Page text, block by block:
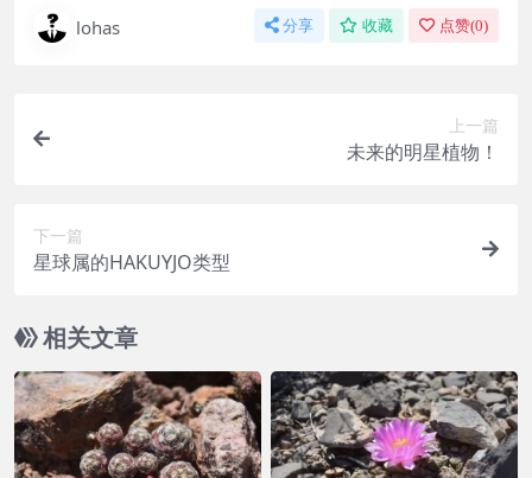
lohas 分享 收藏 点赞(0)
上一篇
未来的明星植物！
下一篇
星球属的HAKUYJO类型
相关文章